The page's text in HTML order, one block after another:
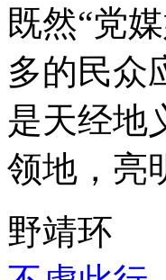
既然“党
多的民众
是天经地
领地，亮
野靖环